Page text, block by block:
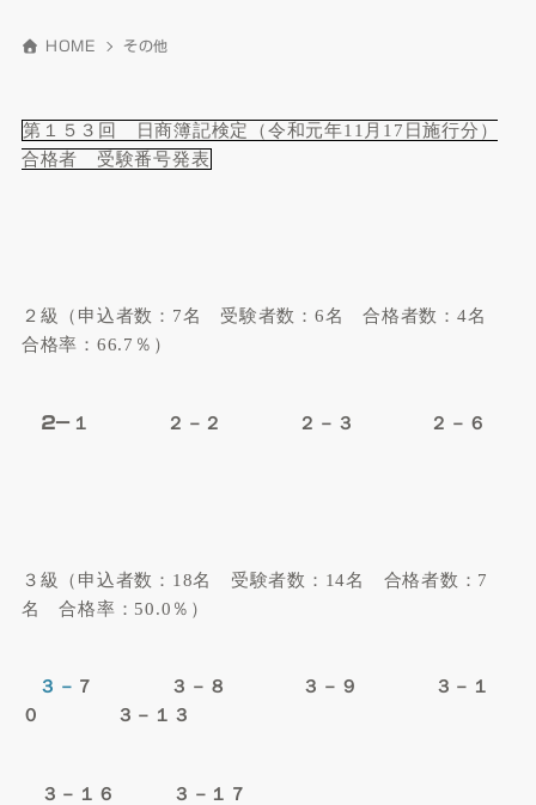
HOME その他
第１５３回 日商簿記検定（令和元年11月17日施行分）
合格者 受験番号発表
２級（申込者数： 7名 受験者数： 6名 合格者数： 4名
合格率： 66.7 ％）
２－ １ ２－２ ２－３ ２－６
３級（申込者数： 18名 受験者数： 14名 合格者数： 7
名 合格率： 50.0 ％）
３－ ７ ３－８ ３－９ ３－ １
０ ３－１３
３－１６ ３－１７